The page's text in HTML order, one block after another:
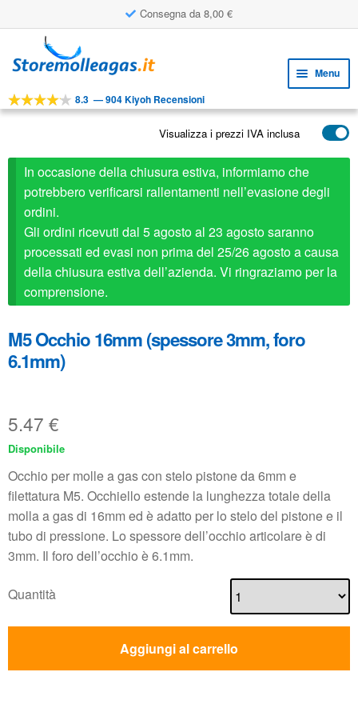
Consegna da 8,00 €
alla
al
Menu
STRUMENTI
il
menu
child
child
APPLICAZIONI
SERVIZIO CLIENTI
child
FAQ
8.3 —904 Kiyoh Recensioni
Visualizza i prezzi IVA inclusa
In occasione della chiusura estiva, informiamo che
potrebbero verificarsi rallentamenti nell’evasione degli
ordini.
Gli ordini ricevuti dal 5 agosto al 23 agosto saranno
processati ed evasi non prima del 25/26 agosto a causa
della chiusura estiva dell’azienda. Vi ringraziamo per la
comprensione.
M5 Occhio 16mm (spessore 3mm, foro
6.1mm)
5.47 €
Disponibile
Occhio per molle a gas con stelo pistone da 6mm e
filettatura M5. Occhiello estende la lunghezza totale della
molla a gas di 16mm ed è adatto per lo stelo del pistone e il
tubo di pressione. Lo spessore dell’occhio articolare è di
3mm. Il foro dell’occhio è 6.1mm.
Quantità
Aggiungi al carrello